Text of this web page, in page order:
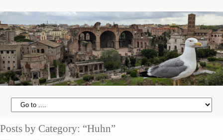
Posts by Category: “Huhn”